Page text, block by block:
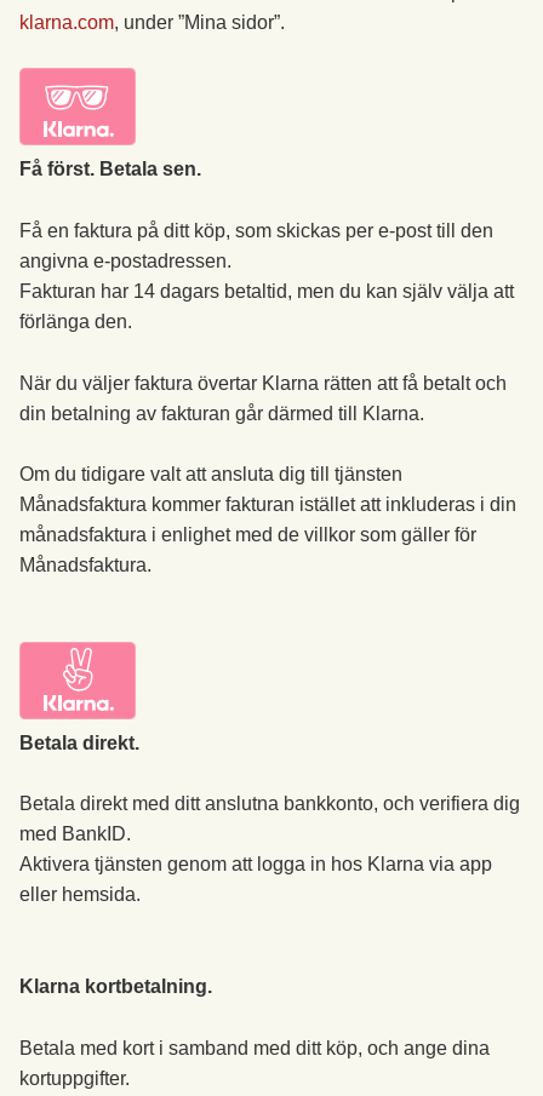
klarna.com, under ”Mina sidor”.
Få först. Betala sen.
Få en faktura på ditt köp, som skickas per e-post till den
angivna e-postadressen.
Fakturan har 14 dagars betaltid, men du kan själv välja att
förlänga den.
När du väljer faktura övertar Klarna rätten att få betalt och
din betalning av fakturan går därmed till Klarna.
Om du tidigare valt att ansluta dig till tjänsten
Månadsfaktura kommer fakturan istället att inkluderas i din
månadsfaktura i enlighet med de villkor som gäller för
Månadsfaktura.
Betala direkt.
Betala direkt med ditt anslutna bankkonto, och verifiera dig
med BankID.
Aktivera tjänsten genom att logga in hos Klarna via app
eller hemsida.
Klarna kortbetalning.
Betala med kort i samband med ditt köp, och ange dina
kortuppgifter.